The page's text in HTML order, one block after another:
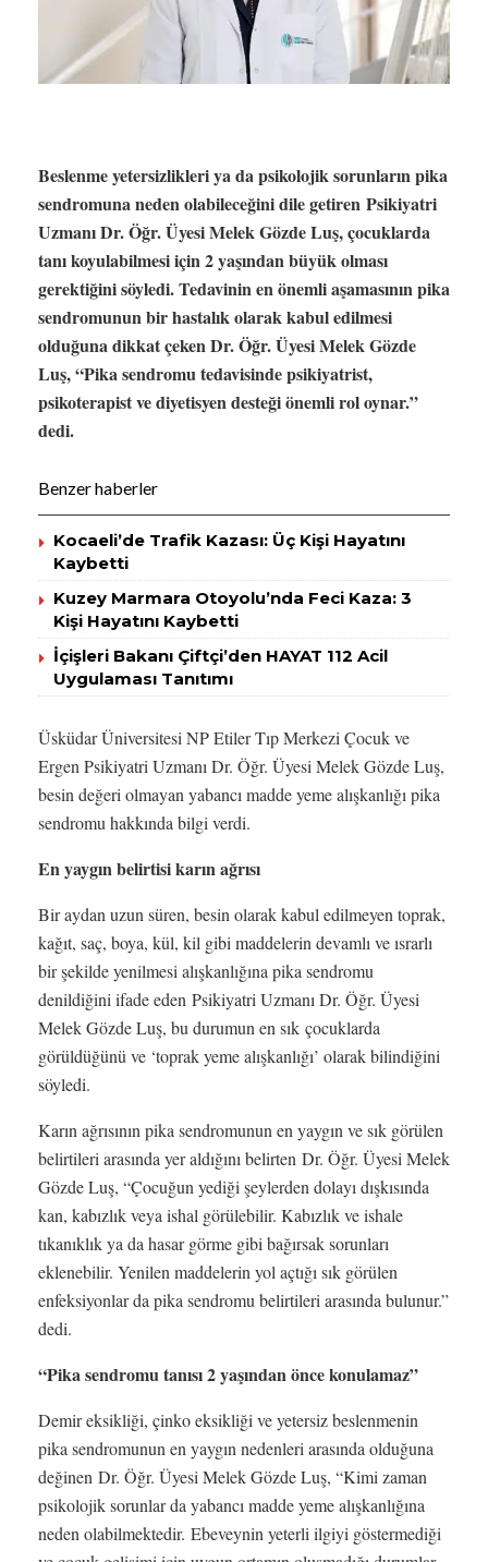
Beslenme yetersizlikleri ya da psikolojik sorunların pika
sendromuna neden olabileceğini dile getiren Psikiyatri
Uzmanı Dr. Öğr. Üyesi Melek Gözde Luş, çocuklarda
tanı koyulabilmesi için 2 yaşından büyük olması
gerektiğini söyledi. Tedavinin en önemli aşamasının pika
sendromunun bir hastalık olarak kabul edilmesi
olduğuna dikkat çeken Dr. Öğr. Üyesi Melek Gözde
Luş, “Pika sendromu tedavisinde psikiyatrist,
psikoterapist ve diyetisyen desteği önemli rol oynar.”
dedi.
Benzer haberler
Kocaeli’de Trafik Kazası: Üç Kişi Hayatını
Kaybetti
Kuzey Marmara Otoyolu’nda Feci Kaza: 3
Kişi Hayatını Kaybetti
İçişleri Bakanı Çiftçi’den HAYAT 112 Acil
Uygulaması Tanıtımı
Üsküdar Üniversitesi NP Etiler Tıp Merkezi Çocuk ve
Ergen Psikiyatri Uzmanı Dr. Öğr. Üyesi Melek Gözde Luş,
besin değeri olmayan yabancı madde yeme alışkanlığı pika
sendromu hakkında bilgi verdi.
En yaygın belirtisi karın ağrısı
Bir aydan uzun süren, besin olarak kabul edilmeyen toprak,
kağıt, saç, boya, kül, kil gibi maddelerin devamlı ve ısrarlı
bir şekilde yenilmesi alışkanlığına pika sendromu
denildiğini ifade eden Psikiyatri Uzmanı Dr. Öğr. Üyesi
Melek Gözde Luş, bu durumun en sık çocuklarda
görüldüğünü ve ‘toprak yeme alışkanlığı’ olarak bilindiğini
söyledi.
Karın ağrısının pika sendromunun en yaygın ve sık görülen
belirtileri arasında yer aldığını belirten Dr. Öğr. Üyesi Melek
Gözde Luş, “Çocuğun yediği şeylerden dolayı dışkısında
kan, kabızlık veya ishal görülebilir. Kabızlık ve ishale
tıkanıklık ya da hasar görme gibi bağırsak sorunları
eklenebilir. Yenilen maddelerin yol açtığı sık görülen
enfeksiyonlar da pika sendromu belirtileri arasında bulunur.”
dedi.
“Pika sendromu tanısı 2 yaşından önce konulamaz”
Demir eksikliği, çinko eksikliği ve yetersiz beslenmenin
pika sendromunun en yaygın nedenleri arasında olduğuna
değinen Dr. Öğr. Üyesi Melek Gözde Luş, “Kimi zaman
psikolojik sorunlar da yabancı madde yeme alışkanlığına
neden olabilmektedir. Ebeveynin yeterli ilgiyi göstermediği